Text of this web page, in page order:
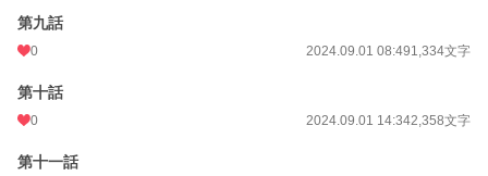
第九話
0 2024.09.01 08:491,334文字
第十話
0 2024.09.01 14:342,358文字
第十一話